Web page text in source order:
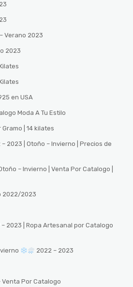
Verano 2023
2023
en USA
Moda A Tu Estilo
| 14 kilates
2023 | Otoño – Invierno | Precios de
– Invierno | Venta Por Catalogo |
2022/2023
2023 | Ropa Artesanal por Catalogo
2022 – 2023
Venta Por Catalogo